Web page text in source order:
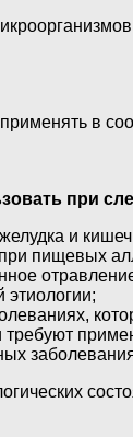
в
при
и
пищевых
этиологии;